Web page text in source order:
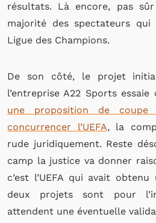
résultats. Là encore, pas
majorité des spectateurs
Ligue des Champions.
De son côté, le projet
l’entreprise A22 Sports essaie
une proposition de
concurrencer l’UEFA, la
rude juridiquement. Reste
camp la justice va donner
c’est l’UEFA qui avait
deux projets sont pour
attendent une éventuelle